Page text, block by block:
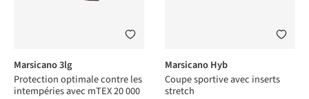
Marsicano 3lg
Protection optimale contre les
intempéries avec mTEX 20 000
Marsicano Hyb
Coupe sportive avec inserts
stretch